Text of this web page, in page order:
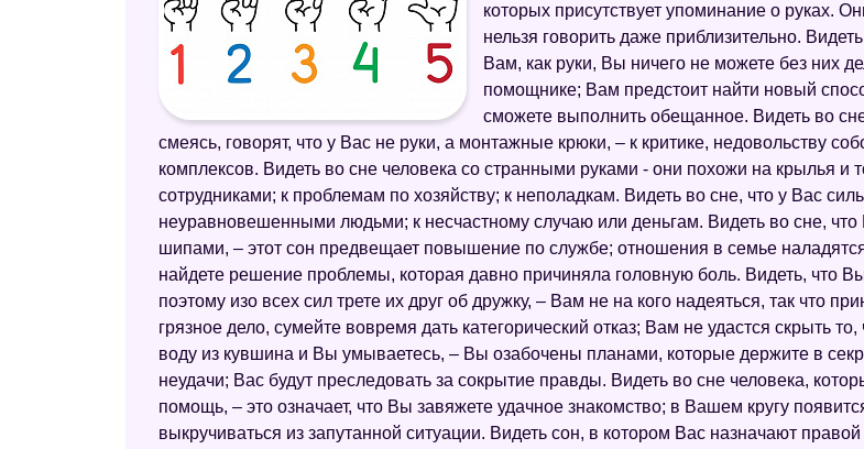
которых присутствует упоминание о руках.
нельзя говорить даже приблизительно.
Вам, как руки, Вы ничего не можете без них
помощнике; Вам предстоит найти новый
сможете выполнить обещанное. Видеть во
смеясь, говорят, что у Вас не руки, а монтажные крюки, – к критике, недовольству
комплексов. Видеть во сне человека со странными руками - они похожи на крылья и
сотрудниками; к проблемам по хозяйству; к неполадкам. Видеть во сне, что у Вас
неуравновешенными людьми; к несчастному случаю или деньгам. Видеть во сне,
шипами, – этот сон предвещает повышение по службе; отношения в семье
найдете решение проблемы, которая давно причиняла головную боль. Видеть, что
поэтому изо всех сил трете их друг об дружку, – Вам не на кого надеяться, так что
грязное дело, сумейте вовремя дать категорический отказ; Вам не удастся скрыть
воду из кувшина и Вы умываетесь, – Вы озабочены планами, которые держите в
неудачи; Вас будут преследовать за сокрытие правды. Видеть во сне человека,
помощь, – это означает, что Вы завяжете удачное знакомство; в Вашем кругу
выкручиваться из запутанной ситуации. Видеть сон, в котором Вас назначают